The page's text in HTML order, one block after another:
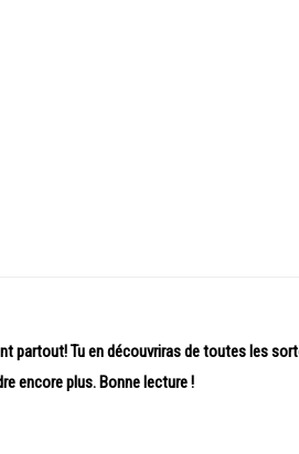
partout! Tu en découvriras de toutes les
encore plus. Bonne lecture !